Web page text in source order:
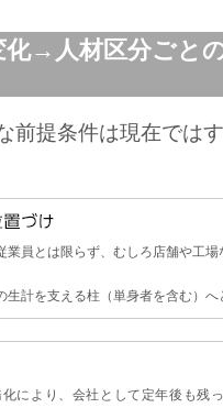
化→人材区分ごと
前提条件は現在では
業員とは限らず、むしろ店舗や工
生計を支える柱（単身者を含む）
により、会社として定年後も残